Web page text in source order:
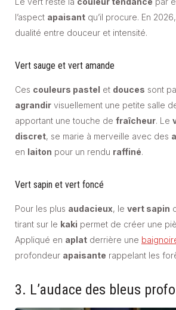
l’aspect apaisant qu’il procure. En
dualité entre douceur et intensité.
Vert sauge et vert amande
Ces couleurs pastel et douces sont
agrandir visuellement une petite salle
apportant une touche de fraîcheur. Le
discret, se marie à merveille avec des
en laiton pour un rendu raffiné.
Vert sapin et vert foncé
Pour les plus audacieux, le vert sapin
tirant sur le kaki permet de créer une
Appliqué en aplat derrière une
profondeur apaisante rappelant les
3. L’audace des bleus